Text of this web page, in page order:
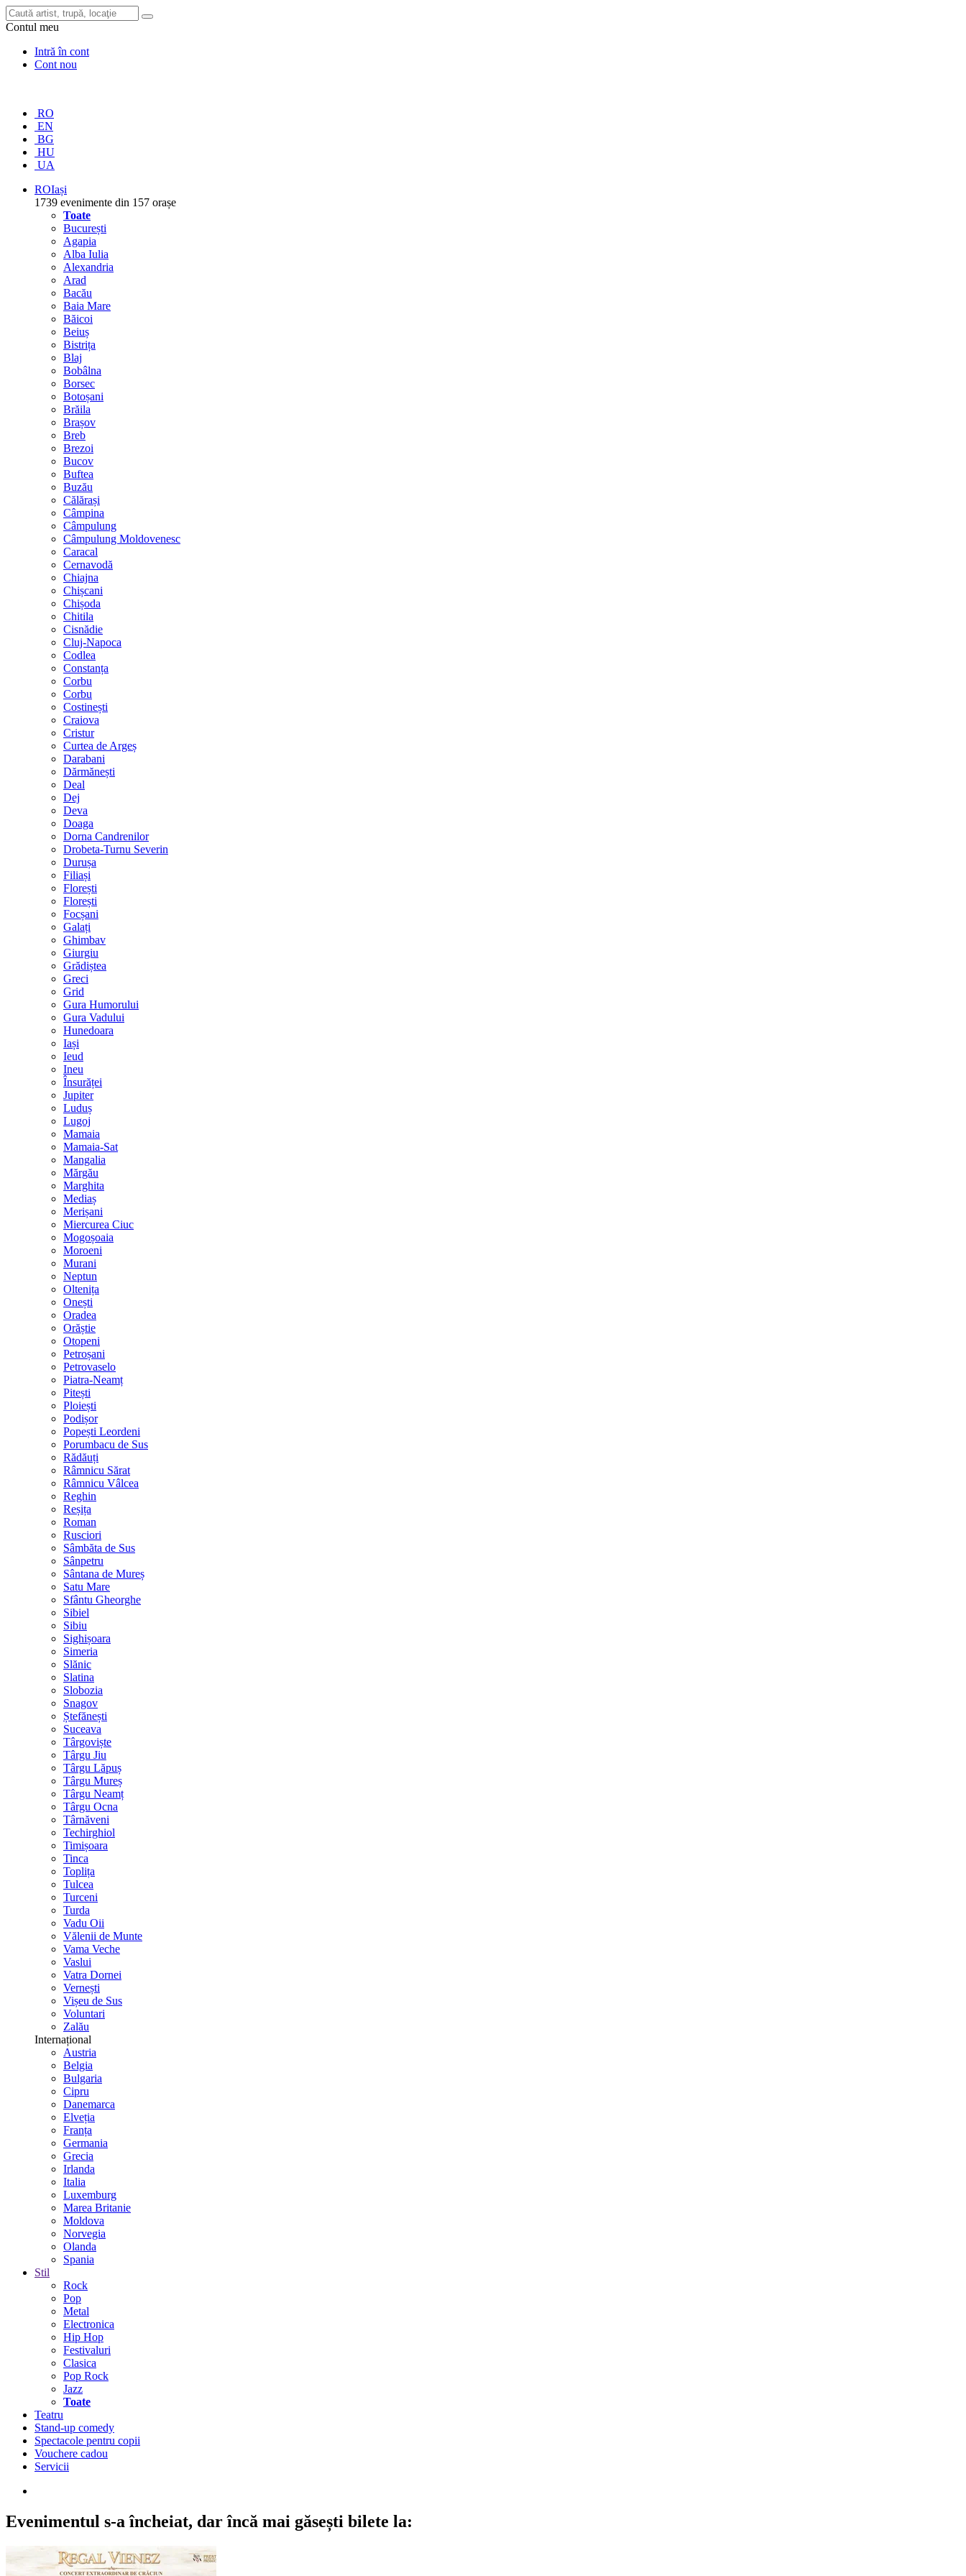
Contul meu
Intră în cont
Cont nou
RO
EN
BG
HU
UA
ROIași
1739 evenimente din 157 orașe
Toate
București
Agapia
Alba Iulia
Alexandria
Arad
Bacău
Baia Mare
Băicoi
Beiuș
Bistrița
Blaj
Bobâlna
Borsec
Botoșani
Brăila
Brașov
Breb
Brezoi
Bucov
Buftea
Buzău
Călărași
Câmpina
Câmpulung
Câmpulung Moldovenesc
Caracal
Cernavodă
Chiajna
Chișcani
Chișoda
Chitila
Cisnădie
Cluj-Napoca
Codlea
Constanța
Corbu
Corbu
Costinești
Craiova
Cristur
Curtea de Argeș
Darabani
Dărmănești
Deal
Dej
Deva
Doaga
Dorna Candrenilor
Drobeta-Turnu Severin
Durușa
Filiași
Florești
Florești
Focșani
Galați
Ghimbav
Giurgiu
Grădiștea
Greci
Grid
Gura Humorului
Gura Vadului
Hunedoara
Iași
Ieud
Ineu
Însurăței
Jupiter
Luduș
Lugoj
Mamaia
Mamaia-Sat
Mangalia
Mărgău
Marghita
Mediaș
Merișani
Miercurea Ciuc
Mogoșoaia
Moroeni
Murani
Neptun
Oltenița
Onești
Oradea
Orăștie
Otopeni
Petroșani
Petrovaselo
Piatra-Neamț
Pitești
Ploiești
Podișor
Popești Leordeni
Porumbacu de Sus
Rădăuți
Râmnicu Sărat
Râmnicu Vâlcea
Reghin
Reșița
Roman
Rusciori
Sâmbăta de Sus
Sânpetru
Sântana de Mureș
Satu Mare
Sfântu Gheorghe
Sibiel
Sibiu
Sighișoara
Simeria
Slănic
Slatina
Slobozia
Snagov
Ștefănești
Suceava
Târgoviște
Târgu Jiu
Târgu Lăpuș
Târgu Mureș
Târgu Neamț
Târgu Ocna
Târnăveni
Techirghiol
Timișoara
Tinca
Toplița
Tulcea
Turceni
Turda
Vadu Oii
Vălenii de Munte
Vama Veche
Vaslui
Vatra Dornei
Vernești
Vișeu de Sus
Voluntari
Zalău
Internațional
Austria
Belgia
Bulgaria
Cipru
Danemarca
Elveția
Franța
Germania
Grecia
Irlanda
Italia
Luxemburg
Marea Britanie
Moldova
Norvegia
Olanda
Spania
Stil
Rock
Pop
Metal
Electronica
Hip Hop
Festivaluri
Clasica
Pop Rock
Jazz
Toate
Teatru
Stand-up comedy
Spectacole pentru copii
Vouchere cadou
Servicii
Evenimentul s-a încheiat, dar încă mai găsești bilete la: